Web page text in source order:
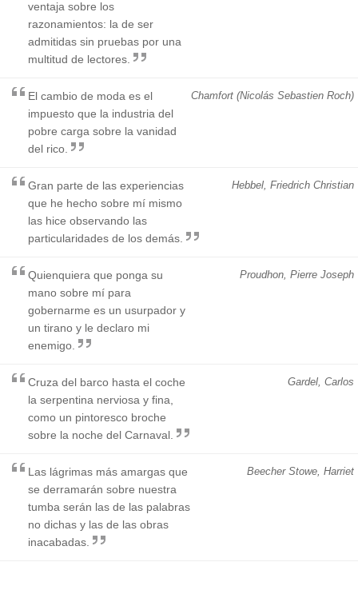
ventaja sobre los
razonamientos: la de ser
admitidas sin pruebas por una
multitud de lectores.
Chamfort (Nicolás Sebastien Roch)
El cambio de moda es el
impuesto que la industria del
pobre carga sobre la vanidad
del rico.
Hebbel, Friedrich Christian
Gran parte de las experiencias
que he hecho sobre mí mismo
las hice observando las
particularidades de los demás.
Proudhon, Pierre Joseph
Quienquiera que ponga su
mano sobre mí para
gobernarme es un usurpador y
un tirano y le declaro mi
enemigo.
Gardel, Carlos
Cruza del barco hasta el coche
la serpentina nerviosa y fina,
como un pintoresco broche
sobre la noche del Carnaval.
Beecher Stowe, Harriet
Las lágrimas más amargas que
se derramarán sobre nuestra
tumba serán las de las palabras
no dichas y las de las obras
inacabadas.